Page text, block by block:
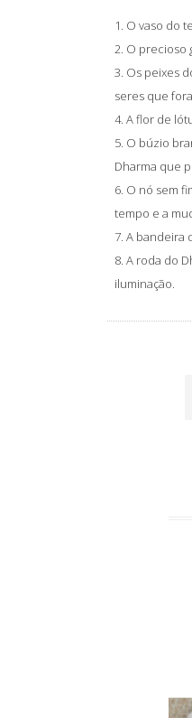
1. O vaso do
2. O precioso
3. Os peixes
seres que
4. A flor de
5. O búzio
Dharma que
6. O nó sem
tempo e a
7. A bandeira
8. A roda do
iluminação.